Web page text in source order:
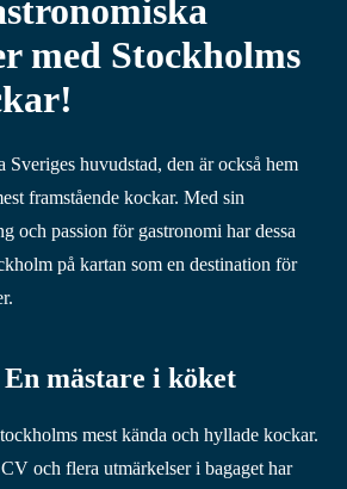
med Stockholms
Sveriges huvudstad, den är också hem
framstående kockar. Med sin
och passion för gastronomi har dessa
på kartan som en destination för
mästare i köket
mest kända och hyllade kockar.
och flera utmärkelser i bagaget har